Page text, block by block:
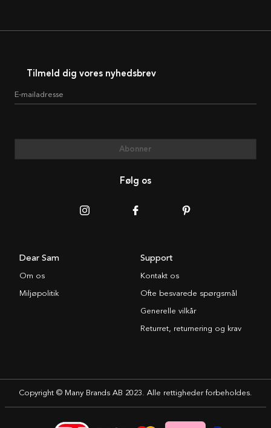
Tilmeld dig vores nyhedsbrev
E-mailadresse
Abonner
Følg os
Dear Sam
Om os
Miljøpolitik
Support
Kontakt os
Ofte besvarede spørgsmål
Generelle vilkår
Returret, returnering og krav
Copyright © Many Brands AB 2023. Alle rettigheder forbeholdes.